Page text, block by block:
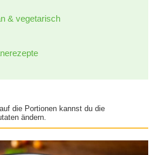
& vegetarisch
die Portionen kannst du die
ändern.